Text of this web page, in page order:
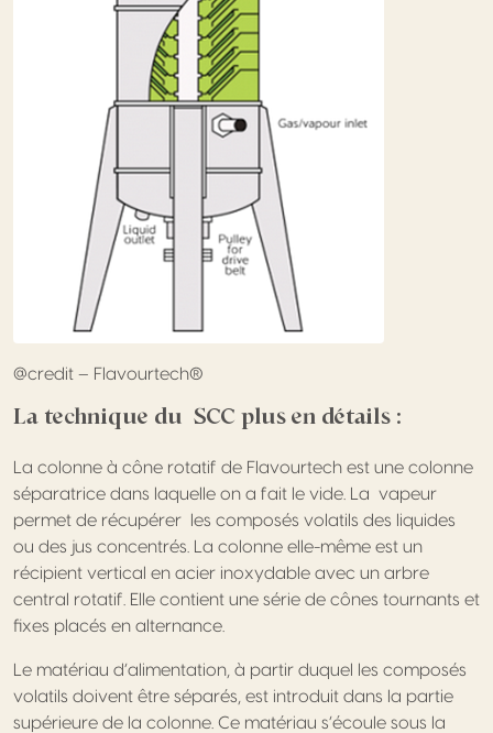
@credit – Flavourtech®
La technique du SCC plus en détails :
La colonne à cône rotatif de Flavourtech est une colonne
séparatrice dans laquelle on a fait le vide. La vapeur
permet de récupérer les composés volatils des liquides
ou des jus concentrés. La colonne elle-même est un
récipient vertical en acier inoxydable avec un arbre
central rotatif. Elle contient une série de cônes tournants et
fixes placés en alternance.
Le matériau d’alimentation, à partir duquel les composés
volatils doivent être séparés, est introduit dans la partie
supérieure de la colonne. Ce matériau s’écoule sous la